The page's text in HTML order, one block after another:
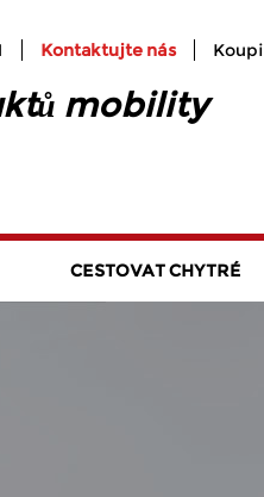
Kontaktujte nás
mobility
CESTOVAT CHYTRÉ